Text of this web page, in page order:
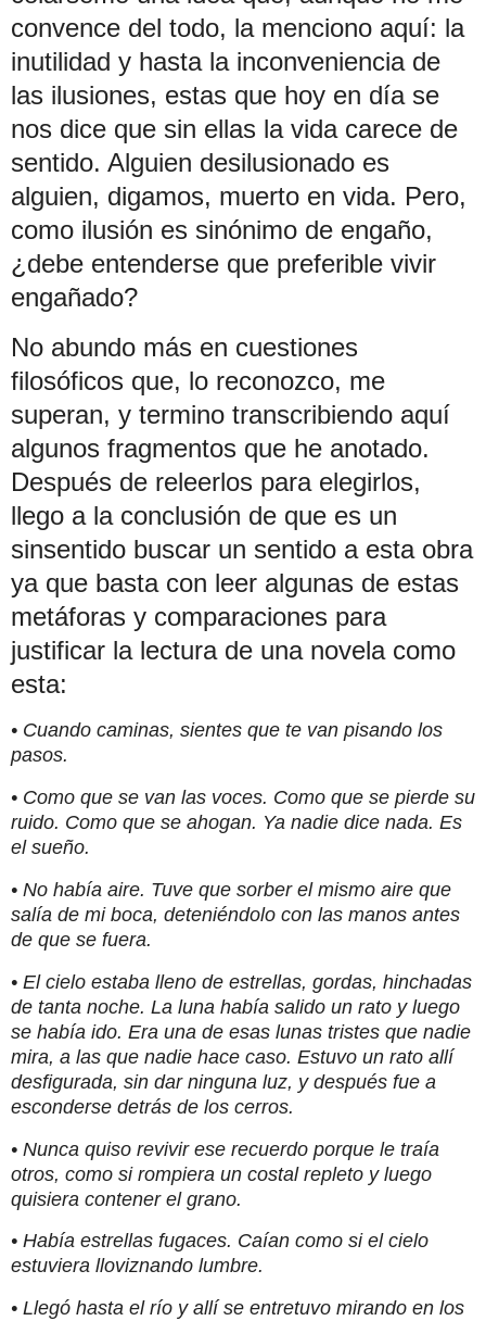
convence del todo, la menciono aquí: la
inutilidad y hasta la inconveniencia de
las ilusiones, estas que hoy en día se
nos dice que sin ellas la vida carece de
sentido. Alguien desilusionado es
alguien, digamos, muerto en vida. Pero,
como ilusión es sinónimo de engaño,
¿debe entenderse que preferible vivir
engañado?
No abundo más en cuestiones
filosóficos que, lo reconozco, me
superan, y termino transcribiendo aquí
algunos fragmentos que he anotado.
Después de releerlos para elegirlos,
llego a la conclusión de que es un
sinsentido buscar un sentido a esta obra
ya que basta con leer algunas de estas
metáforas y comparaciones para
justificar la lectura de una novela como
esta:
• Cuando caminas, sientes que te van pisando los
pasos.
• Como que se van las voces. Como que se pierde su
ruido. Como que se ahogan. Ya nadie dice nada. Es
el sueño.
• No había aire. Tuve que sorber el mismo aire que
salía de mi boca, deteniéndolo con las manos antes
de que se fuera.
• El cielo estaba lleno de estrellas, gordas, hinchadas
de tanta noche. La luna había salido un rato y luego
se había ido. Era una de esas lunas tristes que nadie
mira, a las que nadie hace caso. Estuvo un rato allí
desfigurada, sin dar ninguna luz, y después fue a
esconderse detrás de los cerros.
• Nunca quiso revivir ese recuerdo porque le traía
otros, como si rompiera un costal repleto y luego
quisiera contener el grano.
• Había estrellas fugaces. Caían como si el cielo
estuviera lloviznando lumbre.
• Llegó hasta el río y allí se entretuvo mirando en los